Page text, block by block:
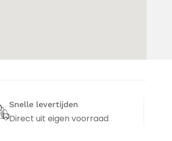
Snelle levertijden
Direct uit eigen voorraad